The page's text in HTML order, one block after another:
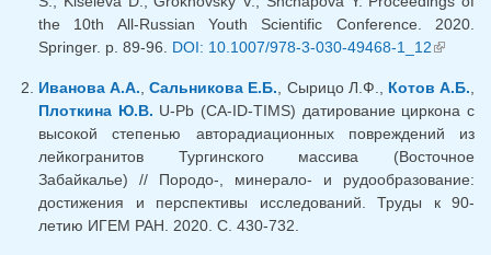
the 10th All-Russian Youth Scientific Conference. 2020.
Springer. p. 89-96. DOI: 10.1007/978-3-030-49468-1_12
Иванова А.А. ,Сальникова Е.Б. , Сырицо Л.Ф., Котов А.Б.
Плоткина Ю.В. U-Pb (CA-ID-TIMS) датирование циркона с
высокой степенью авторадиационных повреждений из
лейкогранитов Тургинского массива (Восточное
Забайкалье) // Породо-, минерало- и рудообразование:
достижения и перспективы исследований. Труды к 90-
летию ИГЕМ РАН. 2020. С. 430-732.